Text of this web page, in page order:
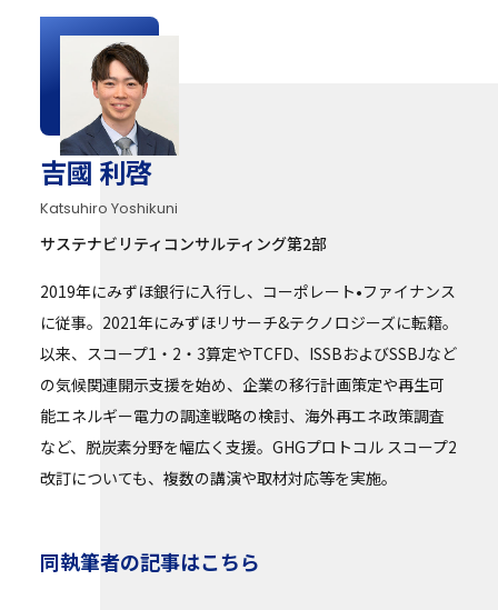
吉國 利啓
Katsuhiro Yoshikuni
サステナビリティコンサルティング第2部
2019年にみずほ銀行に入行し、コーポレート•ファイナンス
に従事。2021年にみずほリサーチ&テクノロジーズに転籍。
以来、スコープ1・2・3算定やTCFD、ISSBおよびSSBJなど
の気候関連開示支援を始め、企業の移行計画策定や再生可
能エネルギー電力の調達戦略の検討、海外再エネ政策調査
など、脱炭素分野を幅広く支援。GHGプロトコル スコープ2
改訂についても、複数の講演や取材対応等を実施。
同執筆者の記事はこちら